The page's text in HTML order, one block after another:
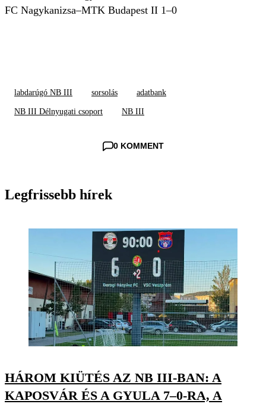
FC Nagykanizsa–MTK Budapest II 1–0
labdarúgó NB III sorsolás adatbank
NB III Délnyugati csoport NB III
0 KOMMENT
Legfrissebb hírek
HÁROM KIÜTÉS AZ NB III-BAN: A
KAPOSVÁR ÉS A GYULA 7–0-RA, A